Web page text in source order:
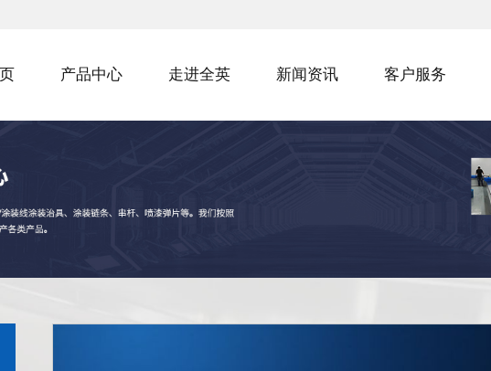
产品中心 走进全英 新闻资讯 客户服务